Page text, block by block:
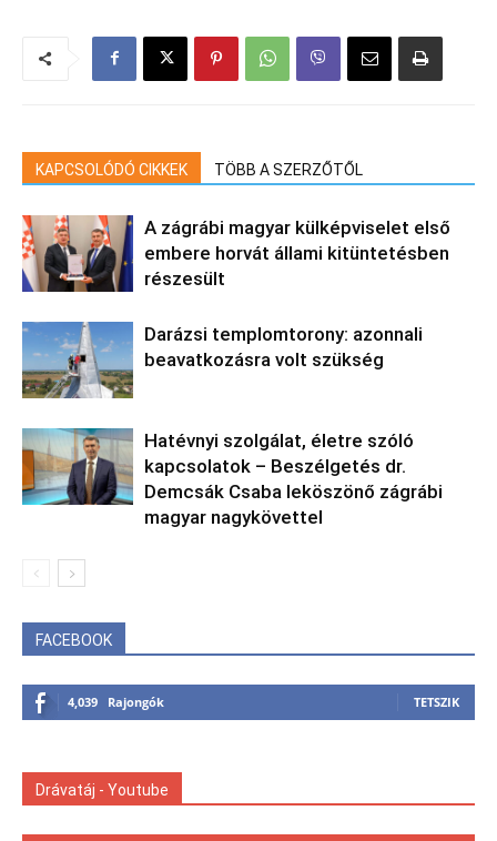
KAPCSOLÓDÓ CIKKEK TÖBB A SZERZŐTŐL
A zágrábi magyar külképviselet első
embere horvát állami kitüntetésben
részesült
Darázsi templomtorony: azonnali
beavatkozásra volt szükség
Hatévnyi szolgálat, életre szóló
kapcsolatok – Beszélgetés dr.
Demcsák Csaba leköszönő zágrábi
magyar nagykövettel
FACEBOOK
4,039 Rajongók TETSZIK
Drávatáj - Youtube